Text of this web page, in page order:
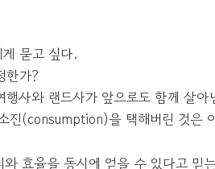
묻고 싶다.
한가?
사와 랜드사가 앞으로도 함께 살
진(consumption)을 택해버린 것은
효율을 동시에 얻을 수 있다고 믿